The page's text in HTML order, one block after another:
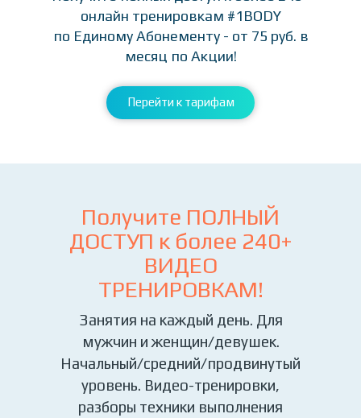
онлайн тренировкам #1BODY
по Единому Абонементу - от 75 руб. в
месяц по Акции!
Перейти к тарифам
Получите ПОЛНЫЙ
ДОСТУП к более 240+
ВИДЕО
ТРЕНИРОВКАМ!
Занятия на каждый день. Для
мужчин и женщин/девушек.
Начальный/средний/продвинутый
уровень. Видео-тренировки,
разборы техники выполнения